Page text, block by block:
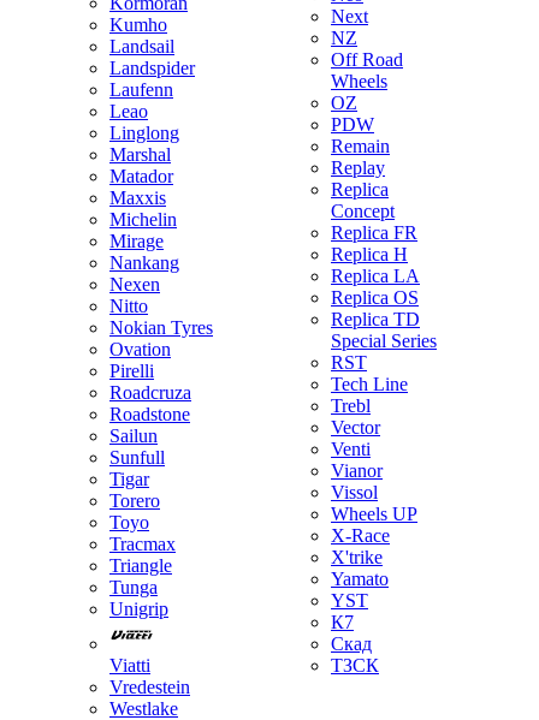
Kumho
Landsail
Landspider
Laufenn
Leao
Linglong
Marshal
Matador
Maxxis
Michelin
Mirage
Nankang
Nexen
Nitto
Nokian Tyres
Ovation
Pirelli
Roadcruza
Roadstone
Sailun
Sunfull
Tigar
Torero
Toyo
Tracmax
Triangle
Tunga
Unigrip
Viatti
Vredestein
Westlake
Next
NZ
Off Road
Wheels
OZ
PDW
Remain
Replay
Replica
Concept
Replica FR
Replica H
Replica LA
Replica OS
Replica TD
Special Series
RST
Tech Line
Trebl
Vector
Venti
Vianor
Vissol
Wheels UP
X-Race
X'trike
Yamato
YST
К7
Скад
ТЗСК